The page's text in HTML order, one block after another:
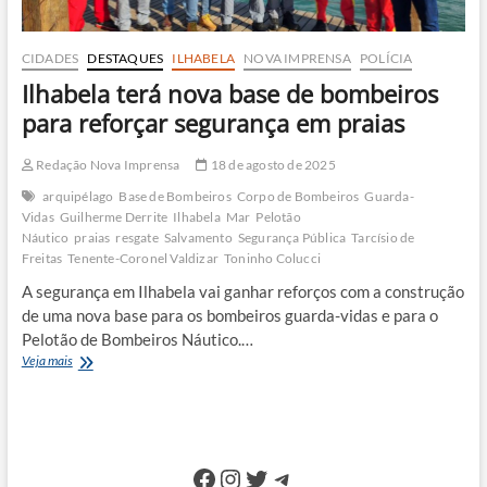
CIDADES DESTAQUES ILHABELA NOVA IMPRENSA POLÍCIA
Ilhabela terá nova base de bombeiros
para reforçar segurança em praias
Redação Nova Imprensa
18 de agosto de 2025
arquipélago Base de Bombeiros Corpo de Bombeiros Guarda-
Vidas Guilherme Derrite Ilhabela Mar Pelotão
Náutico praias resgate Salvamento Segurança Pública Tarcísio de
Freitas Tenente-Coronel Valdizar Toninho Colucci
A segurança em Ilhabela vai ganhar reforços com a construção
de uma nova base para os bombeiros guarda-vidas e para o
Pelotão de Bombeiros Náutico.…
Veja maisIlhabela
Facebook
Instagram
Twitter
Telegram